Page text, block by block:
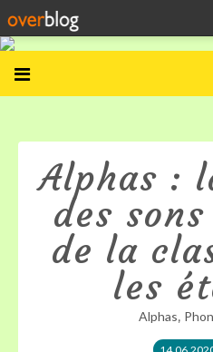
Alphas :
des
de la
les
Alphas,